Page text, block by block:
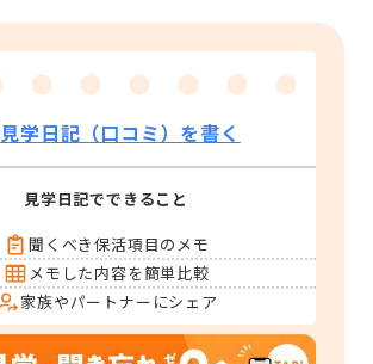
見学日記（口コミ）を書く
見学日記でできること
聞くべき保活項目のメモ
メモした内容を簡単比較
家族やパートナーにシェア